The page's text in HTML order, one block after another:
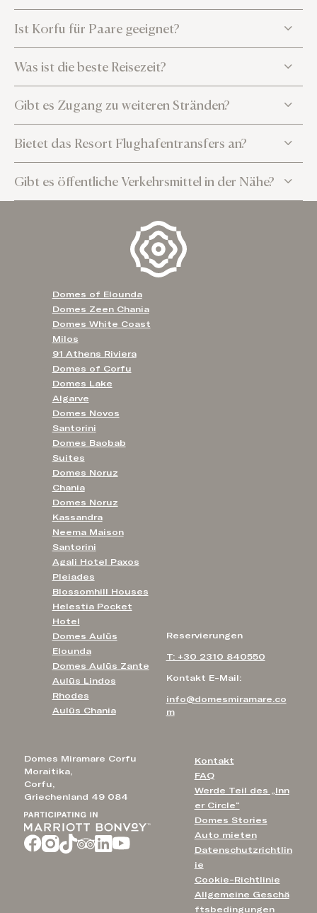
Ist Korfu für Paare geeignet?
Was ist die beste Reisezeit?
Gibt es Zugang zu weiteren Stränden?
Bietet das Resort Flughafentransfers an?
Gibt es öffentliche Verkehrsmittel in der Nähe?
Domes Miramare Corfu
Moraitika,
Corfu,
Griechenland 49 084
Kontakt
FAQ
Werde Teil des „Inn
er Circle“
Domes Stories
Auto mieten
Datenschutzrichtlin
ie
Cookie-Richtlinie
Allgemeine Geschä
ftsbedingungen
Reservierungen
T: +30 2310 840550
Kontakt E-Mail:
info@domesmiramare.co
m
Domes of Elounda
Domes Zeen Chania
Domes White Coast
Milos
91 Athens Riviera
Domes of Corfu
Domes Lake
Algarve
Domes Novos
Santorini
Domes Baobab
Suites
Domes Noruz
Chania
Domes Noruz
Kassandra
Neema Maison
Santorini
Agali Hotel Paxos
Pleiades
Blossomhill Houses
Helestia Pocket
Hotel
Domes Aulūs
Elounda
Domes Aulūs Zante
Aulūs Lindos
Rhodes
Aulūs Chania